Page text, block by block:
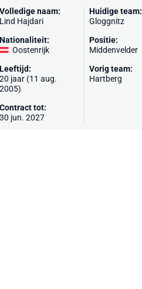
Volledige naam:
Lind Hajdari
Nationaliteit:
Oostenrijk
Leeftijd:
20 jaar (11 aug.
2005)
Contract tot:
30 jun. 2027
Huidige team:
Gloggnitz
Positie:
Middenvelder
Vorig team:
Hartberg